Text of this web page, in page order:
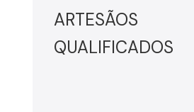
ARTESÃOS
QUALIFICADOS